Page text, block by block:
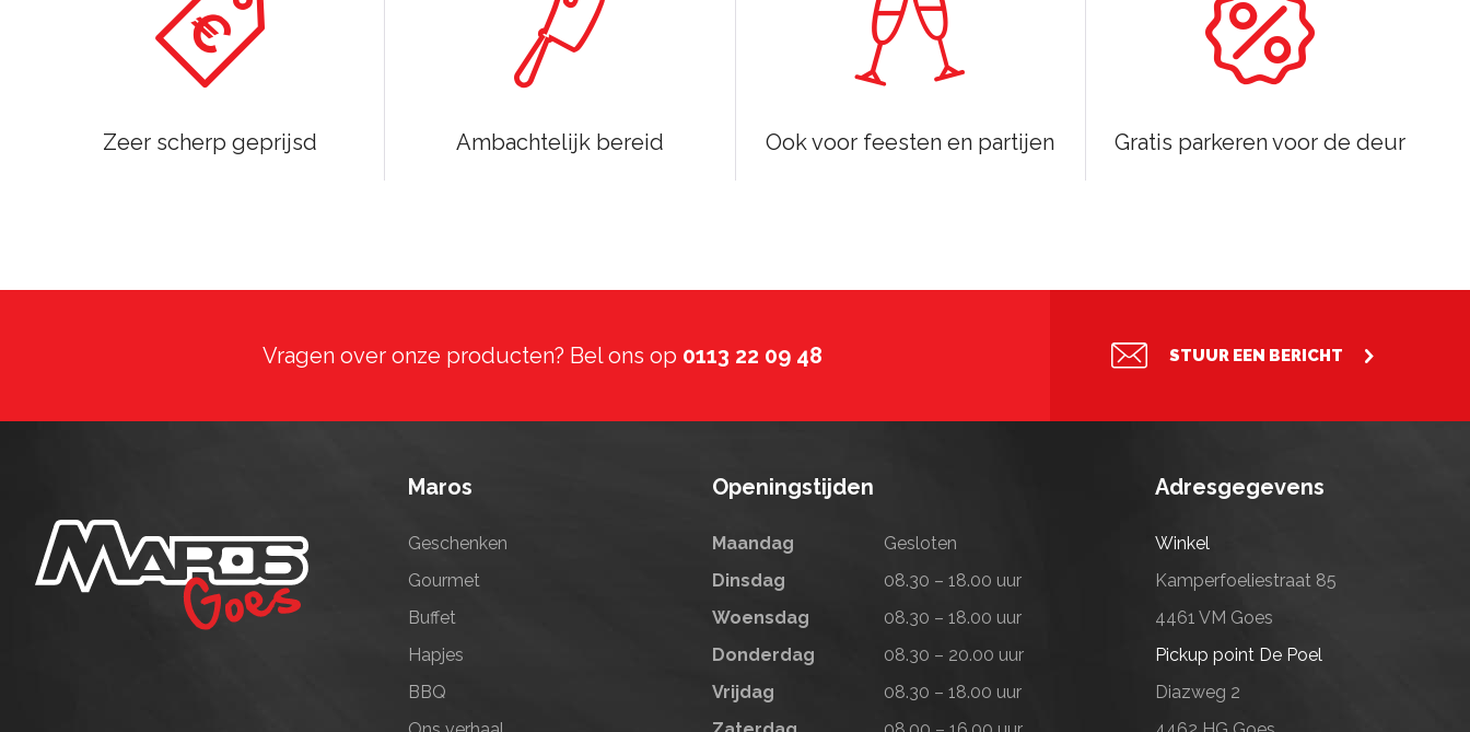
Zeer scherp geprijsd Ambachtelijk bereid Ook voor feesten en partijen Gratis parkeren voor de deur
Vragen over onze producten? Bel ons op 0113 22 09 48 STUUR EEN BERICHT
Maros
Geschenken
Gourmet
Buffet
Hapjes
BBQ
Openingstijden
Maandag
Gesloten
Dinsdag
08.30 – 18.00 uur
Woensdag
08.30 – 18.00 uur
Donderdag
08.30 – 20.00 uur
Vrijdag
08.30 – 18.00 uur
Adresgegevens
Winkel
Kamperfoeliestraat 85
4461 VM Goes
Pickup point De Poel
Diazweg 2